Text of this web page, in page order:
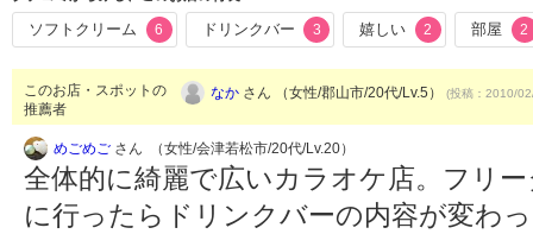
ソフトクリーム 6 ドリンクバー 3 嬉しい 2 部屋 2
このお店・スポットの
推薦者
なか さん （女性/郡山市/20代/Lv.5） (投稿：2010/
めごめご さん （女性/会津若松市/20代/Lv.20）
全体的に綺麗で広いカラオケ店。フリ
に行ったらドリンクバーの内容が変わ